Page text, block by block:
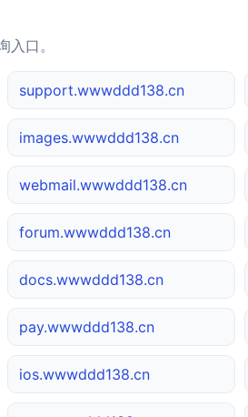
口。
support.wwwddd138.cn
images.wwwddd138.cn
webmail.wwwddd138.cn
forum.wwwddd138.cn
docs.wwwddd138.cn
pay.wwwddd138.cn
ios.wwwddd138.cn